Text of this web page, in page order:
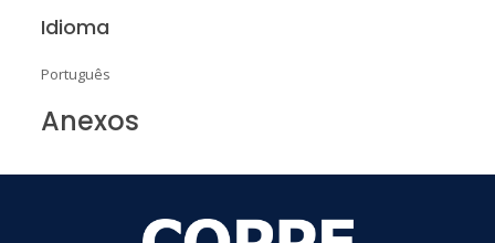
Idioma
Português
Anexos